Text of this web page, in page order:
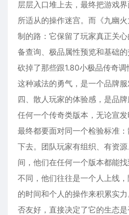
层层入口堆上去，最终把游戏
所适从的操作迷宫。而《九幽
制的路：它保留了玩家真正关
备查询、极品属性预览和基础
砍掉了那些跟1.80小极品传奇调
这种减法的勇气，是一个品牌服
四、散人玩家的体验感，是品
任何一个传奇类版本，无论宣发
最终都要面对同一个检验标准
下去。团队玩家有组织、有资
间，他们在任何一个版本都能
不同，他们往往是一个人上线
的时间和个人的操作来积累实
否友好，直接决定了它的生态是